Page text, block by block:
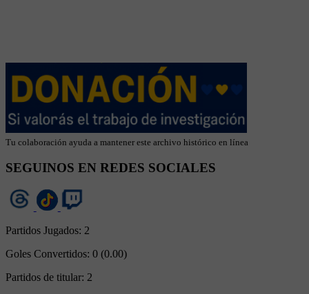
Tu colaboración ayuda a mantener este archivo histórico en línea
SEGUINOS EN REDES SOCIALES
Partidos Jugados: 2
Goles Convertidos: 0 (0.00)
Partidos de titular: 2